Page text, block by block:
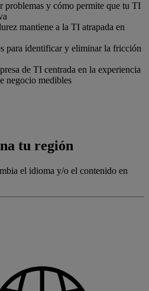
problemas y cómo permite que tu TI
mantiene a la TI atrapada en
para identificar y eliminar la fricción
de TI centrada en la experiencia
negocio medibles
tu región
el idioma y/o el contenido en